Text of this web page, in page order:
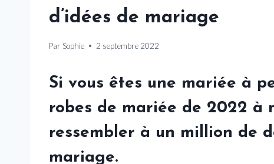
d’idées de mariage
Par Sophie 2 septembre 2022
Si vous êtes une mariée à
robes de mariée de 2022 à
ressembler à un million de
mariage.